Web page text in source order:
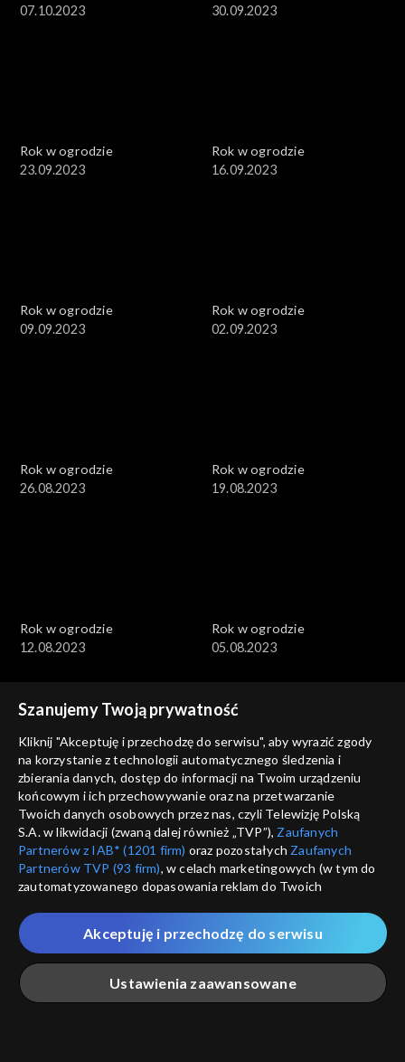
07.10.2023
30.09.2023
Rok w ogrodzie
23.09.2023
Rok w ogrodzie
16.09.2023
Rok w ogrodzie
09.09.2023
Rok w ogrodzie
02.09.2023
Rok w ogrodzie
26.08.2023
Rok w ogrodzie
19.08.2023
Rok w ogrodzie
12.08.2023
Rok w ogrodzie
05.08.2023
Rok w ogrodzie
29.07.2023
Rok w ogrodzie
22.07.2023
Rok w ogrodzie
15.07.2023
Rok w ogrodzie
08.07.2023
Szanujemy Twoją prywatność
Kliknij "Akceptuję i przechodzę do serwisu", aby wyrazić zgody
na korzystanie z technologii automatycznego śledzenia i
zbierania danych, dostęp do informacji na Twoim urządzeniu
końcowym i ich przechowywanie oraz na przetwarzanie
Twoich danych osobowych przez nas, czyli Telewizję Polską
S.A. w likwidacji (zwaną dalej również „TVP”), Zaufanych
Partnerów z IAB* (1201 firm) oraz pozostałych Zaufanych
Partnerów TVP (93 firm), w celach marketingowych (w tym do
zautomatyzowanego dopasowania reklam do Twoich
które wskazujemy poniżej, a także zgody na udostępnianie
przez nas identyfikatora PPID do Google.
Twoje dane osobowe zbierane podczas odwiedzania przez
Ciebie naszych
poszczególnych serwisówzwanych dalej
„Portalem”, w tym informacje zapisywane za pomocą
Ustawienia zaawansowane
Akceptuję i przechodzę do serwisu